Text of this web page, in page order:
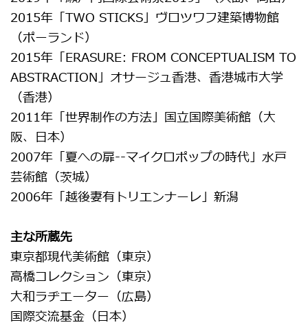
2015年「TWO STICKS」ヴロツワフ建築博物館
（ポーランド）
2015年「ERASURE: FROM CONCEPTUALISM TO
ABSTRACTION」オサージュ香港、香港城市大学
（香港）
2011年「世界制作の方法」国立国際美術館（大
阪、日本）
2007年「夏への扉--マイクロポップの時代」水戸
芸術館（茨城）
2006年「越後妻有トリエンナーレ」新潟
主な所蔵先
東京都現代美術館（東京）
高橋コレクション（東京）
大和ラヂエーター（広島）
国際交流基金（日本）